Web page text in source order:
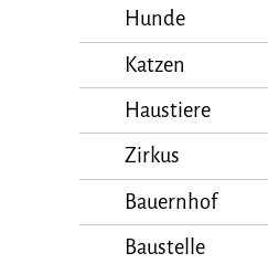
Hunde
Katzen
Haustiere
Zirkus
Bauernhof
Baustelle